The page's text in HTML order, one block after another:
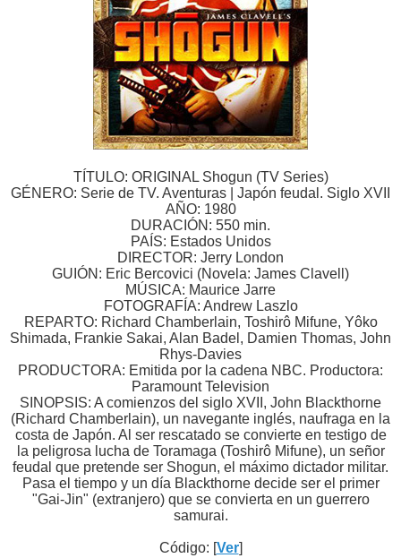
TÍTULO: ORIGINAL Shogun (TV Series)
GÉNERO: Serie de TV. Aventuras | Japón feudal. Siglo XVII
AÑO: 1980
DURACIÓN: 550 min.
PAÍS: Estados Unidos
DIRECTOR: Jerry London
GUIÓN: Eric Bercovici (Novela: James Clavell)
MÚSICA: Maurice Jarre
FOTOGRAFÍA: Andrew Laszlo
REPARTO: Richard Chamberlain, Toshirô Mifune, Yôko
Shimada, Frankie Sakai, Alan Badel, Damien Thomas, John
Rhys-Davies
PRODUCTORA: Emitida por la cadena NBC. Productora:
Paramount Television
SINOPSIS: A comienzos del siglo XVII, John Blackthorne
(Richard Chamberlain), un navegante inglés, naufraga en la
costa de Japón. Al ser rescatado se convierte en testigo de
la peligrosa lucha de Toramaga (Toshirô Mifune), un señor
feudal que pretende ser Shogun, el máximo dictador militar.
Pasa el tiempo y un día Blackthorne decide ser el primer
"Gai-Jin" (extranjero) que se convierta en un guerrero
samurai.
Código: [Ver]